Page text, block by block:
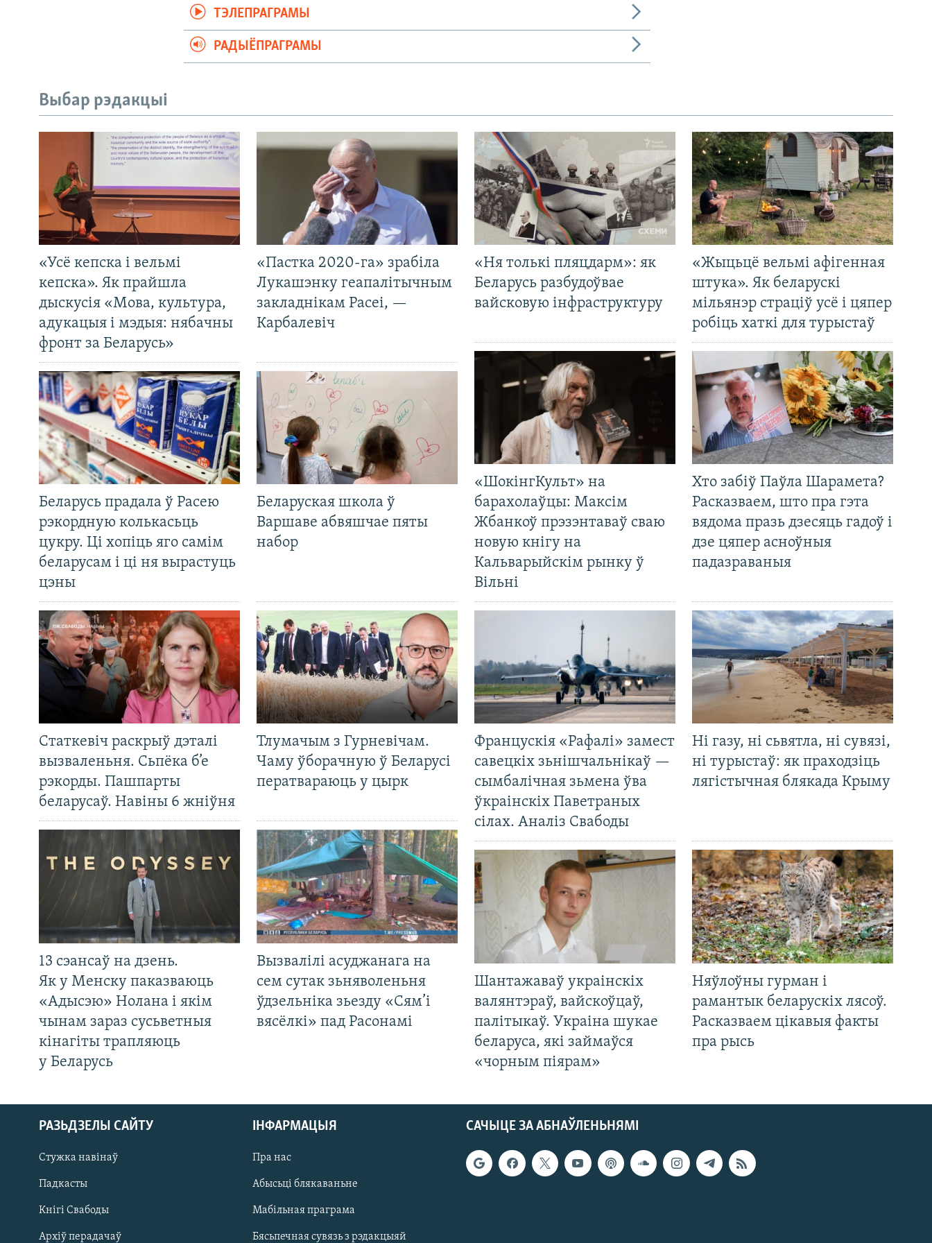
ТЭЛЕПРАГРАМЫ
РАДЫЁПРАГРАМЫ
Выбар рэдакцыі
«Усё кепска і вельмі
кепска». Як прайшла
дыскусія «Мова, культура,
адукацыя і мэдыя: нябачны
фронт за Беларусь»
«Пастка 2020-га» зрабіла
Лукашэнку геапалітычным
закладнікам Расеі, —
Карбалевіч
Беларусь прадала ў Расею
рэкордную колькасьць
цукру. Ці хопіць яго самім
беларусам і ці ня вырастуць
цэны
Беларуская школа ў
Варшаве абвяшчае пяты
набор
Статкевіч раскрыў дэталі
вызваленьня. Сьпёка б’е
рэкорды. Пашпарты
беларусаў. Навіны 6 жніўня
Тлумачым з Гурневічам.
Чаму ўборачную ў Беларусі
ператвараюць у цырк
13 сэансаў на дзень.
Як у Менску паказваюць
«Адысэю» Нолана і якім
чынам зараз сусьветныя
кінагіты трапляюць
у Беларусь
Вызвалілі асуджанага на
сем сутак зьняволеньня
ўдзельніка зьезду «Сям’і
вясёлкі» пад Расонамі
«Ня толькі пляцдарм»: як
Беларусь разбудоўвае
вайсковую інфраструктуру
«Жыцьцё вельмі афігенная
штука». Як беларускі
мільянэр страціў усё і цяпер
робіць хаткі для турыстаў
«ШокінгКульт» на
барахолаўцы: Максім
Жбанкоў прэзэнтаваў сваю
новую кнігу на
Кальварыйскім рынку ў
Вільні
Хто забіў Паўла Шарамета?
Расказваем, што пра гэта
вядома празь дзесяць гадоў і
дзе цяпер асноўныя
падазраваныя
Францускія «Рафалі» замест
савецкіх зьнішчальнікаў —
сымбалічная зьмена ўва
ўкраінскіх Паветраных
сілах. Аналіз Свабоды
Ні газу, ні сьвятла, ні сувязі,
ні турыстаў: як праходзіць
лягістычная блякада Крыму
Шантажаваў украінскіх
валянтэраў, вайскоўцаў,
палітыкаў. Украіна шукае
беларуса, які займаўся
«чорным піярам»
Няўлоўны гурман і
рамантык беларускіх лясоў.
Расказваем цікавыя факты
пра рысь
САЧЫЦЕ ЗА АБНАЎЛЕНЬНЯМІ
РАЗЬДЗЕЛЫ САЙТУ
Стужка навінаў
Падкасты
Кнігі Свабоды
Архіў перадачаў
ІНФАРМАЦЫЯ
Пра нас
Абысьці блякаваньне
Мабільная праграма
Бясьпечная сувязь з рэдакцыяй